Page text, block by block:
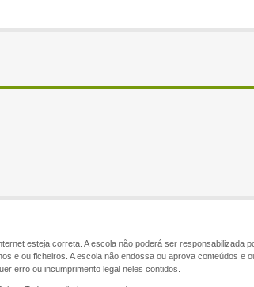
esteja correta. A escola não poderá ser responsabilizada
e ou ficheiros. A escola não endossa ou aprova conteúdos e
erro ou incumprimento legal neles contidos.